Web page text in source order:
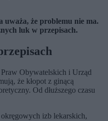
że problemu nie ma.
luk w przepisach.
Obywatelskich i Urząd
że kłopot z ginącą
Od dłuższego czasu
izb lekarskich,